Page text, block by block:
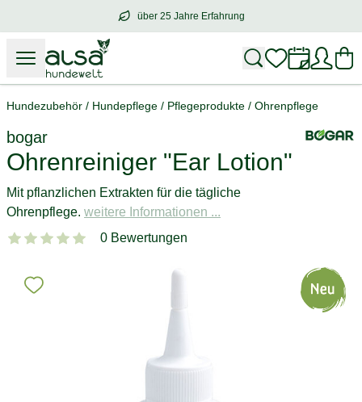
über 25 Jahre Erfahrung
über25 Jahre Erfahrung
Hundezubehör / Hundepflege / Pflegeprodukte / Ohrenpflege
bogar
Ohrenreiniger "Ear Lotion"
Mit pflanzlichen Extrakten für die tägliche
Ohrenpflege. weitere Informationen ...
0 Bewertungen